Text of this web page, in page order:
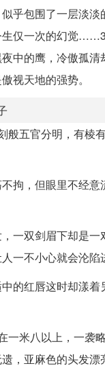
乎包围了一层淡淡
生仅一次的幻觉
中的鹰，冷傲孤清
视天地的强势。
般五官分明，有棱
拘，但眼里不经意
一双剑眉下却是一
一不小心就会沦陷
的红唇这时却漾着
一米八以上，一袭
，亚麻色的头发漂